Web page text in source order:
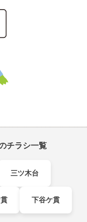
チラシ一覧
三ツ木台
貫 下谷ケ貫